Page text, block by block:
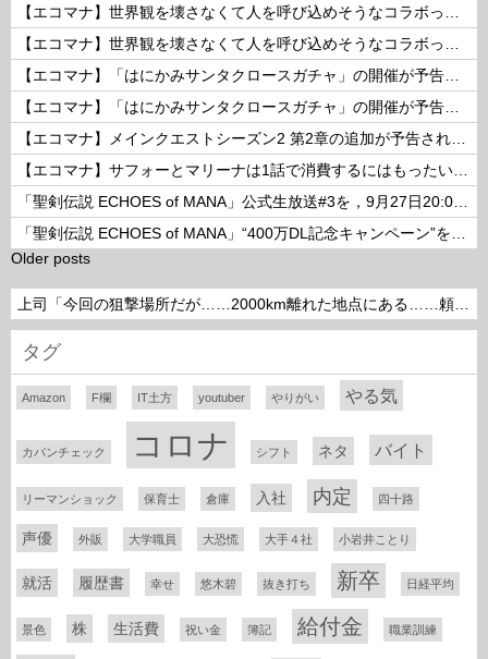
【エコマナ】世界観を壊さなくて人を呼び込めそうなコラボって何があるだろう？
【エコマナ】世界観を壊さなくて人を呼び込めそうなコラボって何があるだろう？
【エコマナ】「はにかみサンタクロースガチャ」の開催が予告されたぞ！
【エコマナ】「はにかみサンタクロースガチャ」の開催が予告されたぞ！
【エコマナ】メインクエストシーズン2 第2章の追加が予告されたぞ！
【エコマナ】サフォーとマリーナは1話で消費するにはもったいないコンビだった
「聖剣伝説 ECHOES of MANA」公式生放送#3を，9月27日20:00より配信
「聖剣伝説 ECHOES of MANA」“400万DL記念キャンペーン”を開催
Older posts
上司「今回の狙撃場所だが……2000km離れた地点にある……頼めるか？」って言われたら
タグ
Amazon F欄 IT土方 youtuber やりがい やる気
カバンチェック コロナ シフト ネタ バイト
リーマンショック 保育士 倉庫 入社 内定 四十路
声優 外販 大学職員 大恐慌 大手４社 小岩井ことり
就活 履歴書 幸せ 悠木碧 抜き打ち 新卒 日経平均
景色 株 生活費 祝い金 簿記 給付金 職業訓練